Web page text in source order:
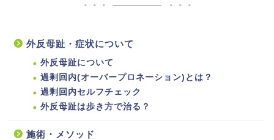
外反母趾・症状について
外反母趾について
過剰回内(オーバープロネーション)とは？
過剰回内セルフチェック
外反母趾は歩き方で治る？
施術・メソッド